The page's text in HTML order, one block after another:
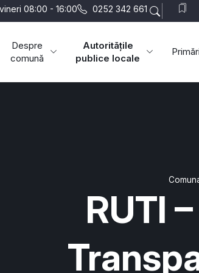
08:00 - 16:00 0252 342 661
Despre
comună
Autoritățile
publice locale
RUTI